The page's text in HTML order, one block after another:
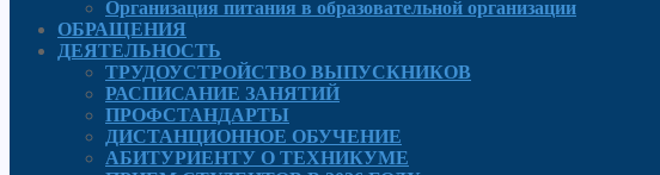
Организация питания в образовательной организации
ОБРАЩЕНИЯ
ДЕЯТЕЛЬНОСТЬ
ТРУДОУСТРОЙСТВО ВЫПУСКНИКОВ
РАСПИСАНИЕ ЗАНЯТИЙ
ПРОФСТАНДАРТЫ
ДИСТАНЦИОННОЕ ОБУЧЕНИЕ
АБИТУРИЕНТУ О ТЕХНИКУМЕ